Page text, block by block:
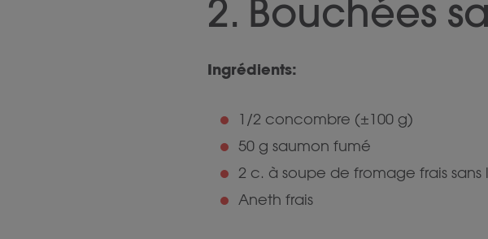
2. Bouchées
Ingrédients:
1/2 concombre (±100 g)
50 g saumon fumé
2 c. à soupe de fromage frais sans
Aneth frais